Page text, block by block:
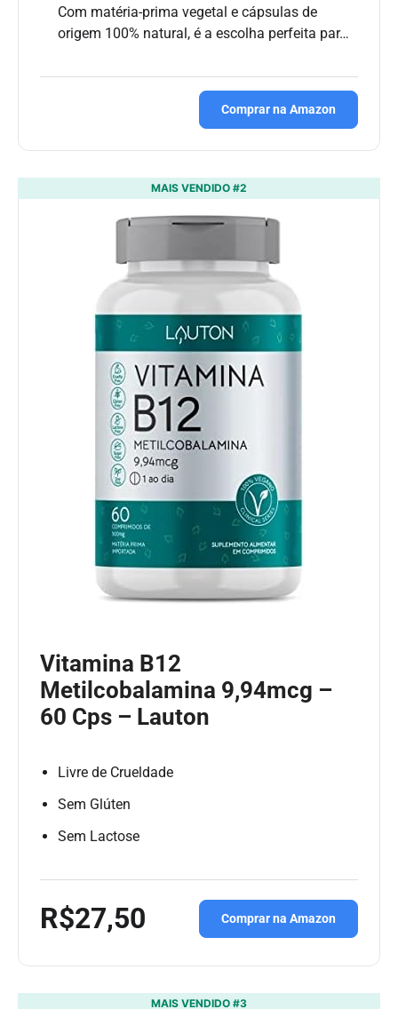
Com matéria-prima vegetal e cápsulas de
origem 100% natural, é a escolha perfeita par…
Comprar na Amazon
MAIS VENDIDO #2
Vitamina B12
Metilcobalamina 9,94mcg –
60 Cps – Lauton
Livre de Crueldade
Sem Glúten
Sem Lactose
R$27,50 Comprar na Amazon
MAIS VENDIDO #3